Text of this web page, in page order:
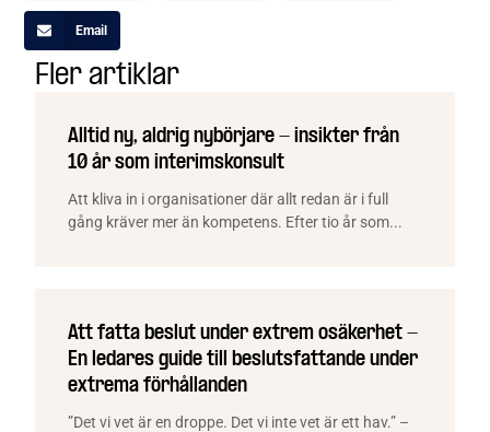
Email
Fler artiklar
Alltid ny, aldrig nybörjare - insikter från
10 år som interimskonsult
Att kliva in i organisationer där allt redan är i full
gång kräver mer än kompetens. Efter tio år som...
Att fatta beslut under extrem osäkerhet -
En ledares guide till beslutsfattande under
extrema förhållanden
”Det vi vet är en droppe. Det vi inte vet är ett hav.” –